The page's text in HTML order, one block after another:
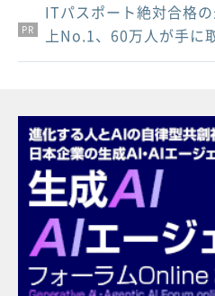
PR
PR
PR
ITパスポート絶対合格
上No.1、60万人が手に